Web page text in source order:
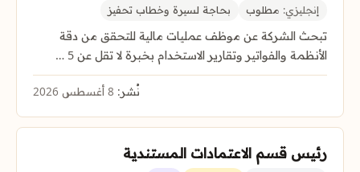
إنجليزي: مطلوب بحاجة لسيرة وخطاب تحفيز
تبحث الشركة عن موظف عمليات مالية للتحقق من دقة
الأنظمة والفواتير وتقارير الاستخدام بخبرة لا تقل عن 5 …
نُشر:
رئيس قسم الاعتمادات المستندية